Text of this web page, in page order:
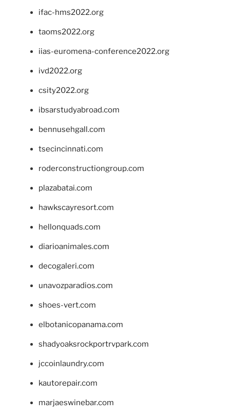
ifac-hms2022.org
taoms2022.org
iias-euromena-conference2022.org
ivd2022.org
csity2022.org
ibsarstudyabroad.com
bennusehgall.com
tsecincinnati.com
roderconstructiongroup.com
plazabatai.com
hawkscayresort.com
hellonquads.com
diarioanimales.com
decogaleri.com
unavozparadios.com
shoes-vert.com
elbotanicopanama.com
shadyoaksrockportrvpark.com
jccoinlaundry.com
kautorepair.com
marjaeswinebar.com